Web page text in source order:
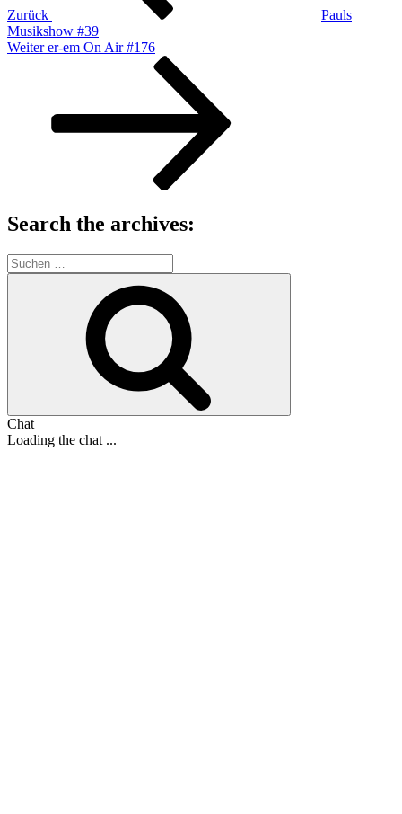
Zurück
Pauls
Musikshow #39
Nächster
Weiter er-em On Air #176
Search the archives:
Suche
nach:
Chat
Loading the chat ...